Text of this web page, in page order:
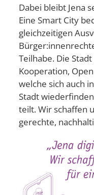
Dabei bleibt Jena
Eine Smart City
gleichzeitigen
Teilhabe. Die
Kooperation,
welche sich auch
Stadt
teilt. Wir schaffen
gerechte,